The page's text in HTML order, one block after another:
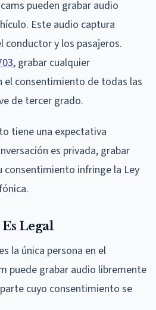
pueden grabar audio
Este audio captura
conductor y los pasajeros.
, grabar cualquier
el consentimiento de todas las
de tercer grado.
tiene una expectativa
es privada, grabar
consentimiento infringe la Ley
Legal
la única persona en el
puede grabar audio libremente
cuyo consentimiento se